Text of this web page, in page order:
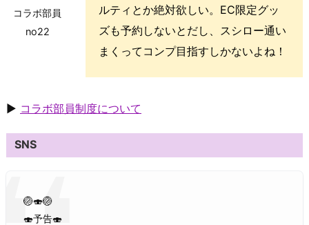
コラボ部員
no22
ルティとか絶対欲しい。EC限定グッ
ズも予約しないとだし、スシロー通い
まくってコンプ目指すしかないよね！
▶ コラボ部員制度について
SNS
🏐🍣🏐
🍣予告🍣